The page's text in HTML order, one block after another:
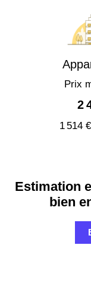
Prix
2
1 514
Estimation
bien